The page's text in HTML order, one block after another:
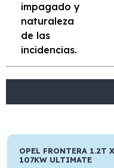
impagado y
naturaleza
de las
incidencias.
OPEL FRONTERA 1.2T
107KW ULTIMATE